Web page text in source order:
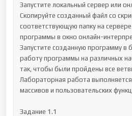
Запустите локальный сервер или
Скопируйте созданный файл со
соответствующую папку на сервере
программы в окно онлайн-
Запустите созданную программу в
работу программы на различных
так, чтобы были пройдены все
Лабораторная работа
массивов и пользовательских
Задание 1.1